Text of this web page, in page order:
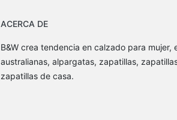
ACERCA DE
B&W crea tendencia en calzado para mujer,
australianas, alpargatas, zapatillas,
zapatillas de casa.